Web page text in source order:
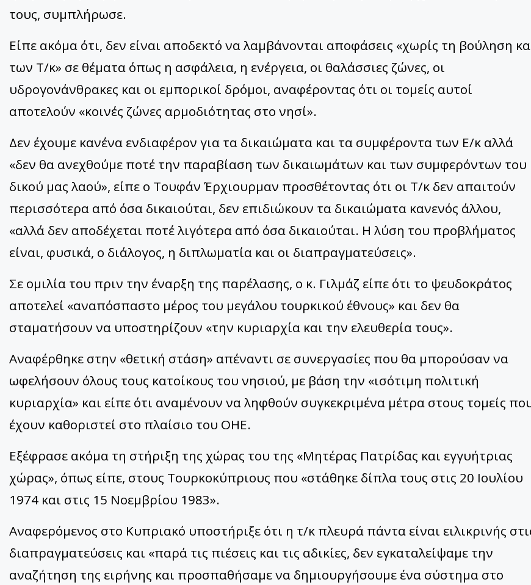
τους, συμπλήρωσε.
Είπε ακόμα ότι, δεν είναι αποδεκτό να λαμβάνονται αποφάσεις «χωρίς τη βούληση
των Τ/κ» σε θέματα όπως η ασφάλεια, η ενέργεια, οι θαλάσσιες ζώνες, οι
υδρογονάνθρακες και οι εμπορικοί δρόμοι, αναφέροντας ότι οι τομείς αυτοί
αποτελούν «κοινές ζώνες αρμοδιότητας στο νησί».
Δεν έχουμε κανένα ενδιαφέρον για τα δικαιώματα και τα συμφέροντα των Ε/κ αλλά
«δεν θα ανεχθούμε ποτέ την παραβίαση των δικαιωμάτων και των συμφερόντων του
δικού μας λαού», είπε ο Τουφάν Έρχιουρμαν προσθέτοντας ότι οι Τ/κ δεν απαιτούν
περισσότερα από όσα δικαιούται, δεν επιδιώκουν τα δικαιώματα κανενός άλλου,
«αλλά δεν αποδέχεται ποτέ λιγότερα από όσα δικαιούται. Η λύση του προβλήματος
είναι, φυσικά, ο διάλογος, η διπλωματία και οι διαπραγματεύσεις».
Σε ομιλία του πριν την έναρξη της παρέλασης, ο κ. Γιλμάζ είπε ότι το ψευδοκράτος
αποτελεί «αναπόσπαστο μέρος του μεγάλου τουρκικού έθνους» και δεν θα
σταματήσουν να υποστηρίζουν «την κυριαρχία και την ελευθερία τους».
Αναφέρθηκε στην «θετική στάση» απέναντι σε συνεργασίες που θα μπορούσαν να
ωφελήσουν όλους τους κατοίκους του νησιού, με βάση την «ισότιμη πολιτική
κυριαρχία» και είπε ότι αναμένουν να ληφθούν συγκεκριμένα μέτρα στους τομείς
έχουν καθοριστεί στο πλαίσιο του ΟΗΕ.
Εξέφρασε ακόμα τη στήριξη της χώρας του της «Μητέρας Πατρίδας και εγγυήτριας
χώρας», όπως είπε, στους Τουρκοκύπριους που «στάθηκε δίπλα τους στις 20 Ιουλίου
1974 και στις 15 Νοεμβρίου 1983».
Αναφερόμενος στο Κυπριακό υποστήριξε ότι η τ/κ πλευρά πάντα είναι ειλικρινής
διαπραγματεύσεις και «παρά τις πιέσεις και τις αδικίες, δεν εγκαταλείψαμε την
αναζήτηση της ειρήνης και προσπαθήσαμε να δημιουργήσουμε ένα σύστημα στο